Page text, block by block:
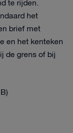
te rijden.
het
brief met
en het kenteken
de grens of bij